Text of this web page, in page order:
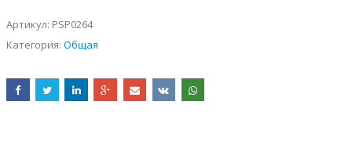
Артикул: PSP0264
Категория: Общая